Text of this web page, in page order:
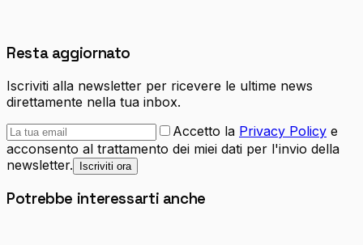
Resta aggiornato
Iscriviti alla newsletter per ricevere le ultime news
direttamente nella tua inbox.
Accetto la Privacy Policy e
acconsento al trattamento dei miei dati per l'invio della
newsletter.
Iscriviti ora
Potrebbe interessarti anche